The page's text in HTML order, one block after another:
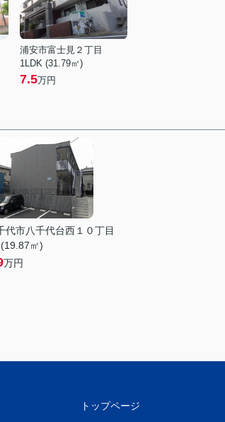
浦安市富士見２丁目
1LDK (31.79㎡)
7.5万円
代市八千代台西１０丁目
㎡)
万円
トップページ